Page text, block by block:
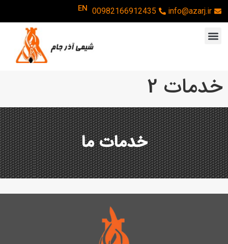
info@azarj.ir
00982166912435
EN
خدمات 2
خدمات ما